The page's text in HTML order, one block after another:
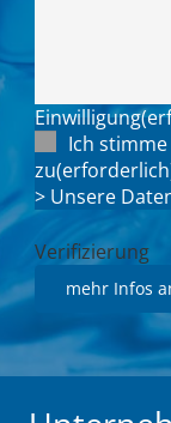
Einwilligung
Ich
zu
> Unsere
Verifizierung